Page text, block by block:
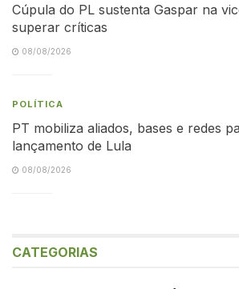
Cúpula do PL sustenta Gaspar na
superar críticas
08/08/2026
POLÍTICA
PT mobiliza aliados, bases e redes
lançamento de Lula
08/08/2026
CATEGORIAS